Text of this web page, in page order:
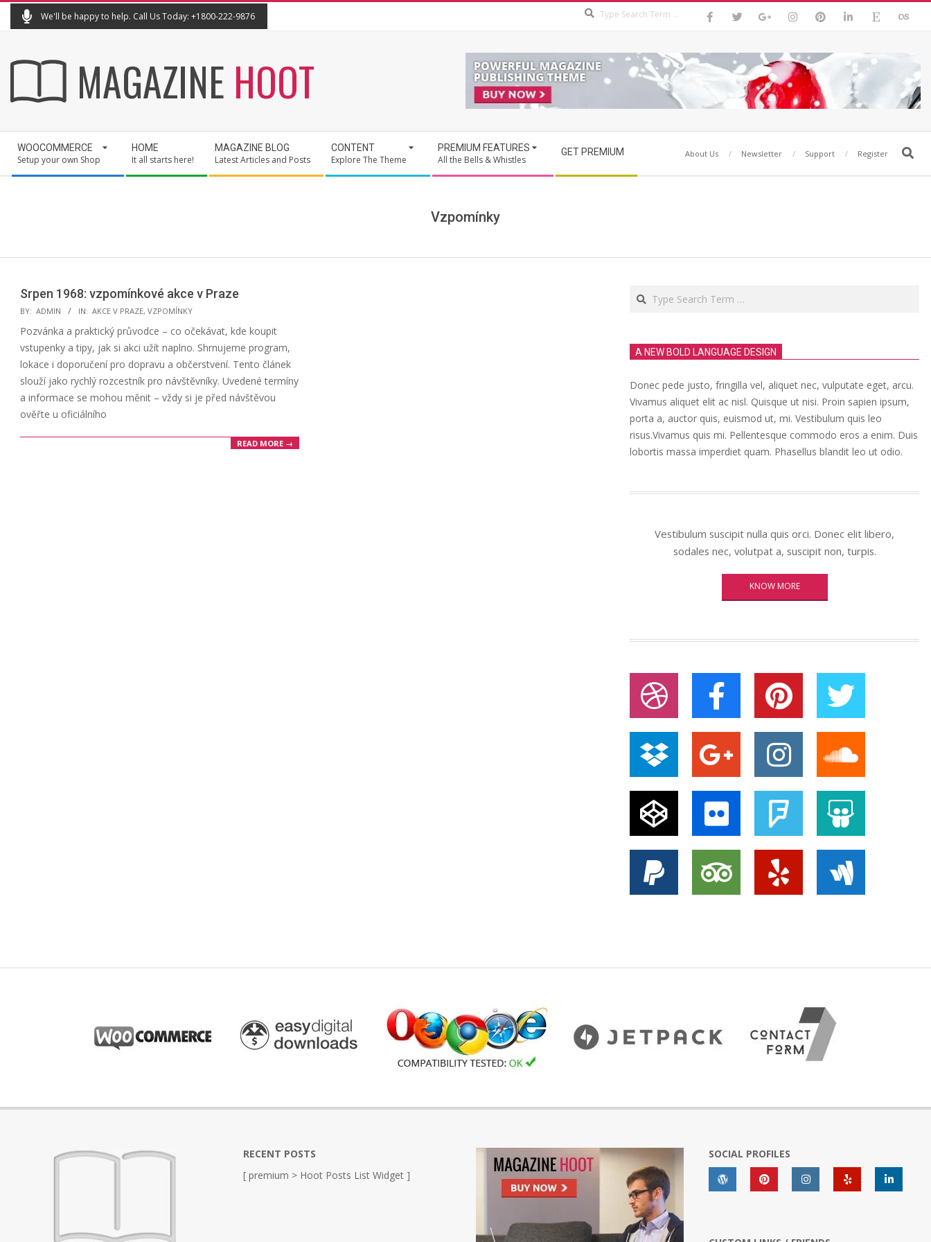
We'll be happy to help. Call Us Today: +1800-222-9876
MAGAZINE HOOT
Navigation
Menu
WOOCOMMERCE
Setup your own Shop
HOME
It all starts here!
MAGAZINE BLOG
Latest Articles and Posts
CONTENT
Explore The Theme
PREMIUM FEATURES
All the Bells & Whistles
GET PREMIUM About Us Newsletter Support Register Search
Vzpomínky
Srpen 1968: vzpomínkové akce v Praze
2025-
08-
26
BY: ADMIN IN: AKCE V PRAZE, VZPOMÍNKY
Pozvánka a praktický průvodce – co očekávat, kde koupit
vstupenky a tipy, jak si akci užít naplno. Shrnujeme program,
lokace i doporučení pro dopravu a občerstvení. Tento článek
slouží jako rychlý rozcestník pro návštěvníky. Uvedené termíny
a informace se mohou měnit – vždy si je před návštěvou
ověřte u oficiálního
READ MORE →
Search
A NEW BOLD LANGUAGE DESIGN
Donec pede justo, fringilla vel, aliquet nec, vulputate eget, arcu.
Vivamus aliquet elit ac nisl. Quisque ut nisi. Proin sapien ipsum,
porta a, auctor quis, euismod ut, mi. Vestibulum quis leo
risus.Vivamus quis mi. Pellentesque commodo eros a enim. Duis
lobortis massa imperdiet quam. Phasellus blandit leo ut odio.
Vestibulum suscipit nulla quis orci. Donec elit libero,
sodales nec, volutpat a, suscipit non, turpis.
KNOW MORE
RECENT POSTS
[ premium > Hoot Posts List Widget ]
SOCIAL PROFILES